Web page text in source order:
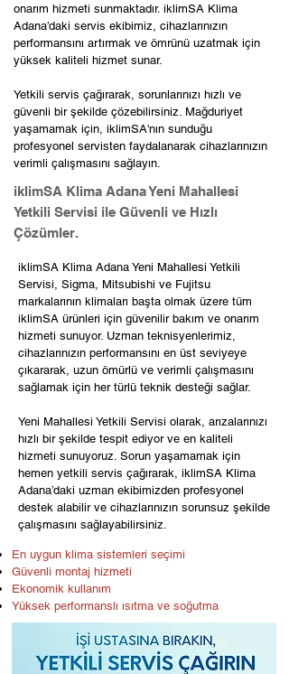
onarım hizmeti sunmaktadır. iklimSA Klima
Adana’daki servis ekibimiz, cihazlarınızın
performansını artırmak ve ömrünü uzatmak için
yüksek kaliteli hizmet sunar.
Yetkili servis çağırarak, sorunlarınızı hızlı ve
güvenli bir şekilde çözebilirsiniz. Mağduriyet
yaşamamak için, iklimSA'nın sunduğu
profesyonel servisten faydalanarak cihazlarınızın
verimli çalışmasını sağlayın.
iklimSA Klima Adana Yeni Mahallesi
Yetkili Servisi ile Güvenli ve Hızlı
Çözümler.
iklimSA Klima Adana Yeni Mahallesi Yetkili
Servisi, Sigma, Mitsubishi ve Fujitsu
markalarının klimaları başta olmak üzere tüm
iklimSA ürünleri için güvenilir bakım ve onarım
hizmeti sunuyor. Uzman teknisyenlerimiz,
cihazlarınızın performansını en üst seviyeye
çıkararak, uzun ömürlü ve verimli çalışmasını
sağlamak için her türlü teknik desteği sağlar.
Yeni Mahallesi Yetkili Servisi olarak, arızalarınızı
hızlı bir şekilde tespit ediyor ve en kaliteli
hizmeti sunuyoruz. Sorun yaşamamak için
hemen yetkili servis çağırarak, iklimSA Klima
Adana’daki uzman ekibimizden profesyonel
destek alabilir ve cihazlarınızın sorunsuz şekilde
çalışmasını sağlayabilirsiniz.
En uygun klima sistemleri seçimi
Güvenli montaj hizmeti
Ekonomik kullanım
Yüksek performanslı ısıtma ve soğutma